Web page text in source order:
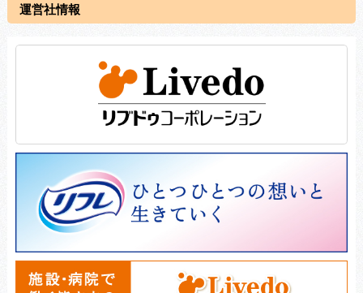
運営社情報